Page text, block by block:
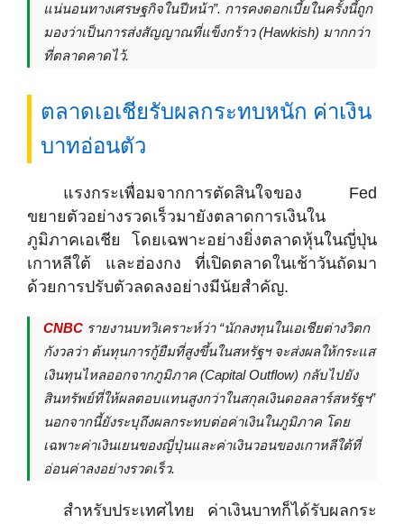
แน่นอนทางเศรษฐกิจในปีหน้า”. การคงดอกเบี้ยในครั้งนี้ถูก
มองว่าเป็นการส่งสัญญาณที่แข็งกร้าว (Hawkish) มากกว่า
ที่ตลาดคาดไว้.
ตลาดเอเชียรับผลกระทบหนัก ค่าเงิน
บาทอ่อนตัว
แรงกระเพื่อมจากการตัดสินใจของ Fed
ขยายตัวอย่างรวดเร็วมายังตลาดการเงินใน
ภูมิภาคเอเชีย โดยเฉพาะอย่างยิ่งตลาดหุ้นในญี่ปุ่น
เกาหลีใต้ และฮ่องกง ที่เปิดตลาดในเช้าวันถัดมา
ด้วยการปรับตัวลดลงอย่างมีนัยสำคัญ.
CNBC รายงานบทวิเคราะห์ว่า “นักลงทุนในเอเชียต่างวิตก
กังวลว่า ต้นทุนการกู้ยืมที่สูงขึ้นในสหรัฐฯ จะส่งผลให้กระแส
เงินทุนไหลออกจากภูมิภาค (Capital Outflow) กลับไปยัง
สินทรัพย์ที่ให้ผลตอบแทนสูงกว่าในสกุลเงินดอลลาร์สหรัฐฯ”
นอกจากนี้ยังระบุถึงผลกระทบต่อค่าเงินในภูมิภาค โดย
เฉพาะค่าเงินเยนของญี่ปุ่นและค่าเงินวอนของเกาหลีใต้ที่
อ่อนค่าลงอย่างรวดเร็ว.
สำหรับประเทศไทย ค่าเงินบาทก็ได้รับผลกระ